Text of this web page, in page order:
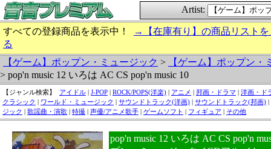
Artist:
すべての登録商品を表示中！
→【在庫有り】の商品リストを
る
【ゲーム】ポップン・ミュージック >
【ゲーム】ポップン・
> pop'n music 12 いろは AC CS pop'n music 10
【ジャンル検索】 アイドル | J-POP | ROCK/POPS(洋楽) | アニメ | 邦画・ドラマ | 洋画・ド
クラシック | ワールド・ミュージック | サウンドトラック(洋画) | サウンドトラック(邦画) |
ジック | 歌謡曲・演歌 | 特撮 | 声優/アニメ歌手 | ゲームソフト | フィギュア | その他
pop'n music 12 いろは AC CS pop'n